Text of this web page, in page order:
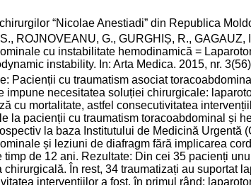
“Nicolae Anestiadi” din Republica
ROJNOVEANU, G., GURGHIȘ, R.,
cu instabilitate hemodinamică =
instability. In: Arta Medica. 2015, nr.
Pacienții cu traumatism asociat
impune necesitatea soluției chirurgicale:
cu mortalitate, astfel consecutivitatea
la pacienții cu traumatism toracoabdominal și
la baza Institutului de Medicină Urgentă
și leziuni de diafragm fără implicarea
timp de 12 ani. Rezultate: Din cei 35 pacienți
chirurgicală. În rest, 34 traumatizați au suportat
intervențiilor a fost, în primul rând: